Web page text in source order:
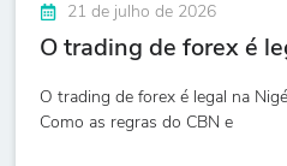
21 de julho de 2026
O trading de forex é
O trading de forex é legal na
Como as regras do CBN e